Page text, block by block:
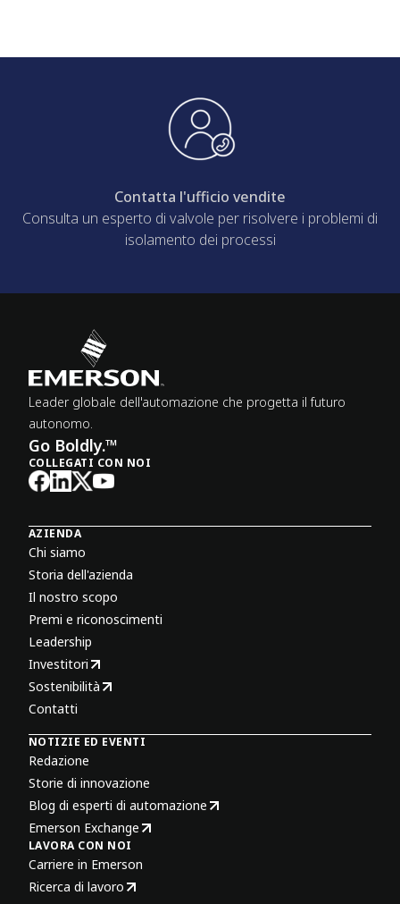
Contatta l'ufficio vendite
Consulta un esperto di valvole per risolvere i problemi di
isolamento dei processi
Leader globale dell'automazione che progetta il futuro
autonomo.
Go Boldly.™
COLLEGATI CON NOI
AZIENDA
Chi siamo
Storia dell'azienda
Il nostro scopo
Premi e riconoscimenti
Leadership
Investitori
Sostenibilità
Contatti
NOTIZIE ED EVENTI
Redazione
Storie di innovazione
Blog di esperti di automazione
Emerson Exchange
LAVORA CON NOI
Carriere in Emerson
Ricerca di lavoro